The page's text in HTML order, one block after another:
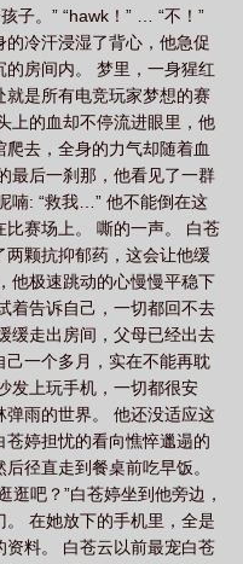
绝地求生之狙击之神 绝地求生之最
梦里97免费阅读 绝地求生最强
最强狙神李 绝地求生之狙击枪
神李衍 绝地求生之最强狙神
强狙神林凡 绝地求生之最强狙
子。” “hawk！” … “不！”
冷汗浸湿了背心，他急促
房间内。 梦里，一身猩红
就是所有电竞玩家梦想的赛
的血却不停流进眼里，他
去，全身的力气却随着血
最后一刹那，他看见了一群
喃: “救我…” 他不能倒在这
赛场上。 嘶的一声。 白苍
颗抗抑郁药，这会让他缓
他极速跳动的心慢慢平稳下
着告诉自己，一切都回不去
缓走出房间，父母已经出去
己一个多月，实在不能再耽
发上玩手机，一切都很安
雨的世界。 他还没适应这
苍婷担忧的看向憔悴邋遢的
径直走到餐桌前吃早饭。
逛吧？”白苍婷坐到他旁边，
在她放下的手机里，全是
料。 白苍云以前最宠白苍